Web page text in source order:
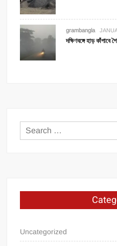
grambangla
দক্ষিণবঙ্গে হাড় কাঁপাবে
Uncategorized